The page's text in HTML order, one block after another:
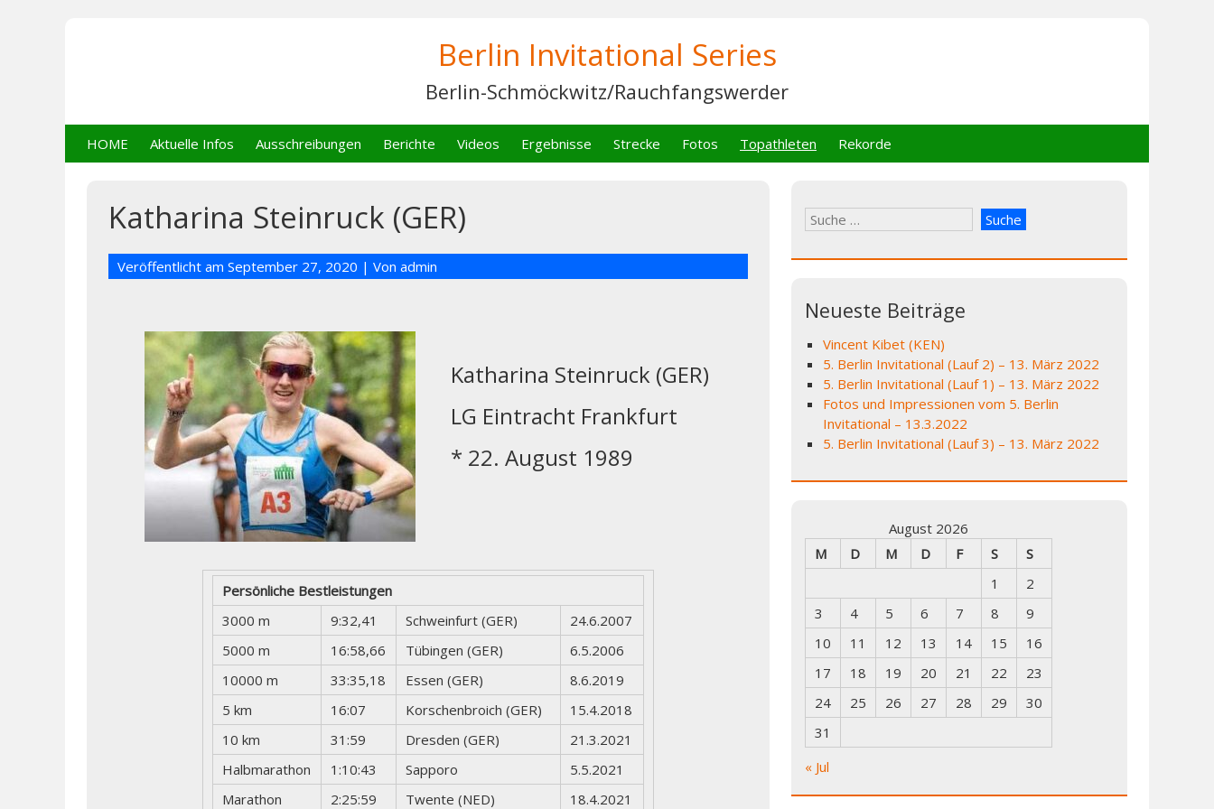
Berlin Invitational Series
Berlin-Schmöckwitz/Rauchfangswerder
HOME Aktuelle Infos Ausschreibungen Berichte Videos Ergebnisse Strecke Fotos Topathleten Rekorde
Katharina Steinruck (GER)
Veröffentlicht am September 27, 2020 | Von admin
Katharina Steinruck (GER)
LG Eintracht Frankfurt
* 22. August 1989
Persönliche Bestleistungen
3000 m
9:32,41 Schweinfurt (GER)
24.6.2007
5000 m
16:58,66 Tübingen (GER)
6.5.2006
10000 m
33:35,18 Essen (GER)
8.6.2019
5 km
16:07 Korschenbroich (GER)
15.4.2018
10 km
31:59 Dresden (GER)
21.3.2021
Halbmarathon
1:10:43 Sapporo
5.5.2021
Marathon
2:25:59 Twente (NED) 18.4.2021
Suche
nach:
Neueste Beiträge
Vincent Kibet (KEN)
5. Berlin Invitational (Lauf 2) – 13. März 2022
5. Berlin Invitational (Lauf 1) – 13. März 2022
Fotos und Impressionen vom 5. Berlin
Invitational – 13.3.2022
5. Berlin Invitational (Lauf 3) – 13. März 2022
August 2026
M
D M D F S
S
1
2
3
4 5 6 7 8
9
10
11 12 13 14 15
16
17
18 19 20 21 22
23
24
25 26 27 28 29
30
31
« Jul